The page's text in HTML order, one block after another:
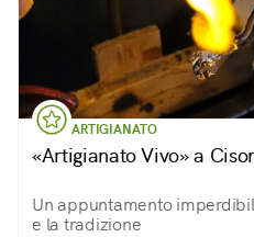
ARTIGIANATO
«Artigianato Vivo» a
Un appuntamento
e la tradizione